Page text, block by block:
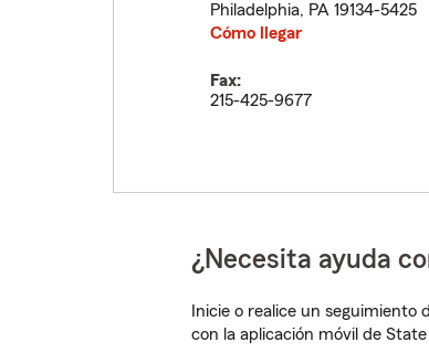
Philadelphia, PA 19134-5425
Cómo llegar
Fax:
215-425-9677
¿Necesita ayuda
Inicie o realice un seguimiento
con la aplicación móvil de